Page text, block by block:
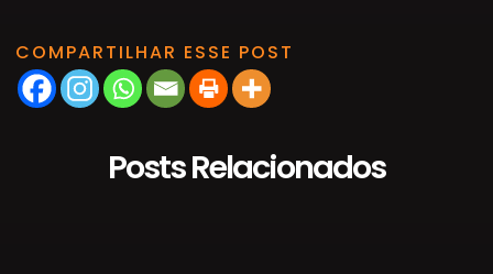
COMPARTILHAR ESSE POST
Posts Relacionados